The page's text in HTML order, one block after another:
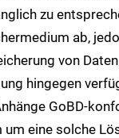
zu
ab,
von
hingegen
GoBD-
eine solche